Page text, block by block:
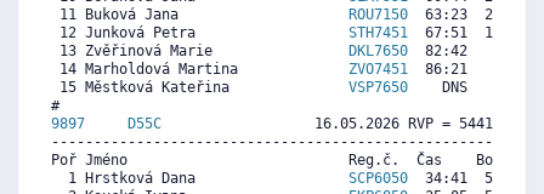
11 Buková Jana
ROU7150
63:23  2175
12 Junková Petra STH7451
67:51  1576
13 Zvěřinová Marie
DKL7650
82:42     0
14 Marholdová Martina ZVO7451
86:21     0
15 Městková Kateřina VSP7650
DNS     0
9897
D55C
16.05.2026 RVP = 5441/
Poř Jméno                          Reg.č.  Čas    Body
  1 Hrstková Dana
SCP6050
34:41  5389